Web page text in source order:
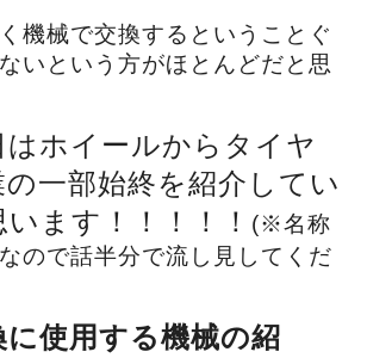
機械で交換するということぐ
いという方がほとんどだと思
はホイールからタイヤ
一部始終を紹介してい
ます！！！！！ (※名称
ので話半分で流し見してくだ
に使用する機械の紹